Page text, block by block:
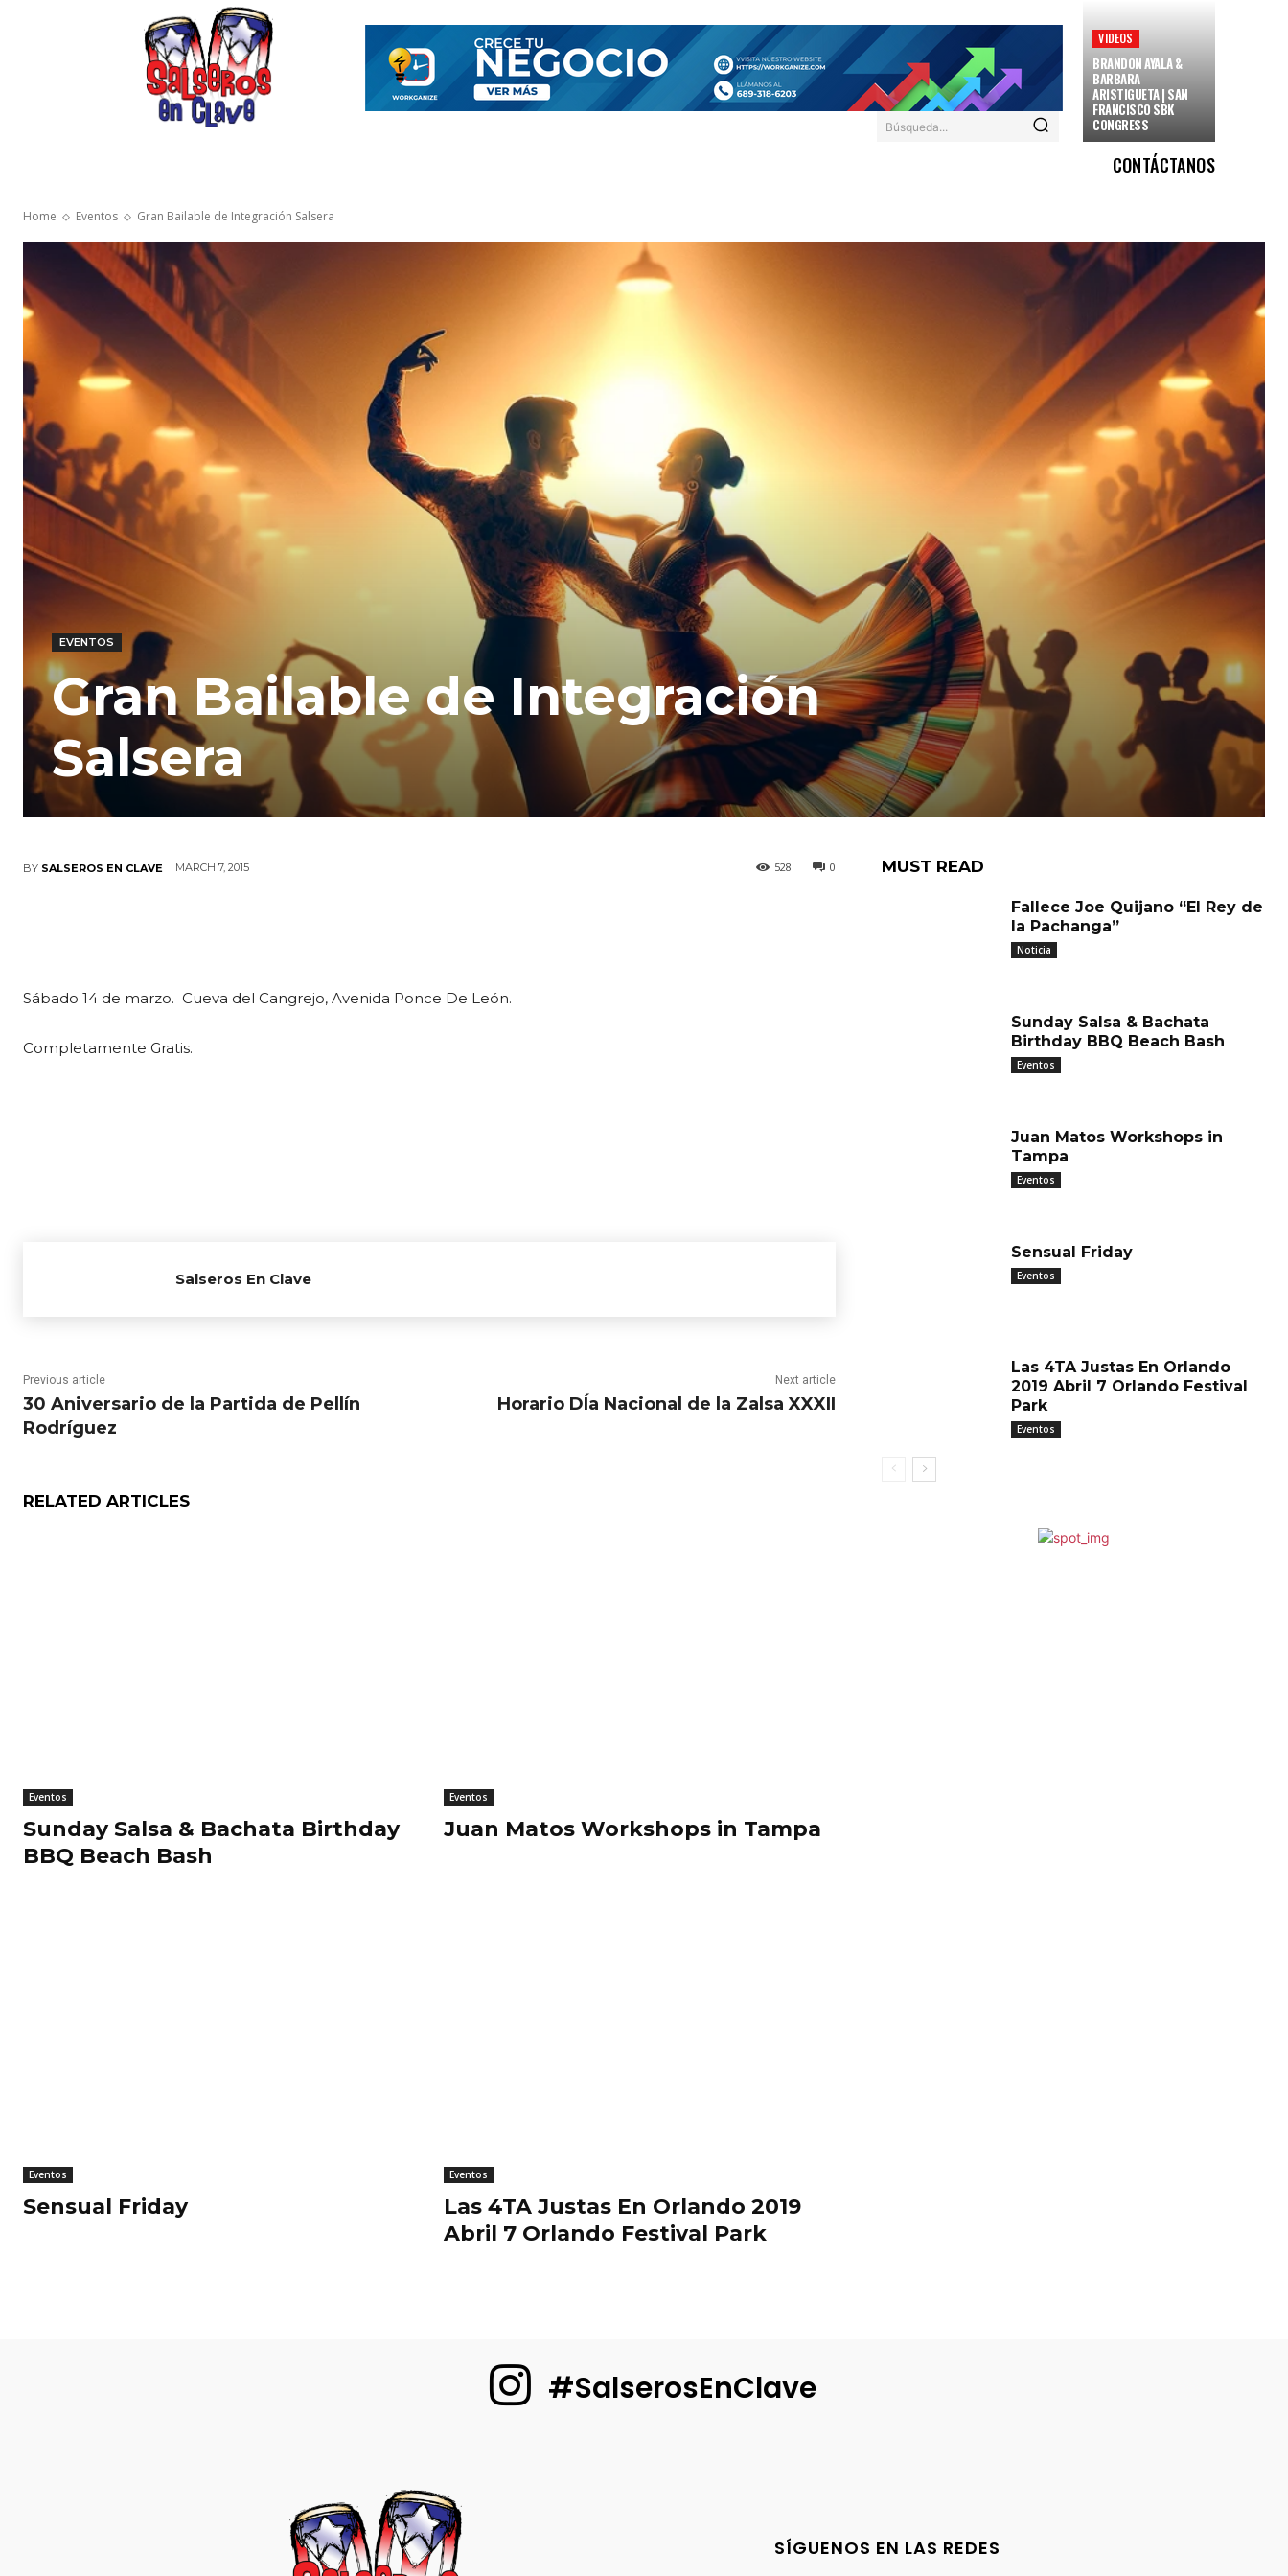
Búsqueda...
VIDEOS
BRANDON AYALA &
BARBARA
ARISTIGUETA | SAN
FRANCISCO SBK
CONGRESS
CONTÁCTANOS
Home Eventos Gran Bailable de Integración Salsera
EVENTOS
Gran Bailable de Integración
Salsera
BY SALSEROS EN CLAVE MARCH 7, 2015 0
528
Sábado 14 de marzo. Cueva del Cangrejo, Avenida Ponce De León.
Completamente Gratis.
Salseros En Clave
Previous article
30 Aniversario de la Partida de Pellín
Rodríguez
Next article
Horario DÍa Nacional de la Zalsa XXXII
RELATED ARTICLES
Eventos
Sunday Salsa & Bachata Birthday
BBQ Beach Bash
Eventos
Juan Matos Workshops in Tampa
Eventos
Sensual Friday
Eventos
Las 4TA Justas En Orlando 2019
Abril 7 Orlando Festival Park
MUST READ
Fallece Joe Quijano “El Rey de
la Pachanga”
Noticia
Sunday Salsa & Bachata
Birthday BBQ Beach Bash
Eventos
Juan Matos Workshops in
Tampa
Eventos
Sensual Friday
Eventos
Las 4TA Justas En Orlando
2019 Abril 7 Orlando Festival
Park
Eventos
#SalserosEnClave
SÍGUENOS EN LAS REDES